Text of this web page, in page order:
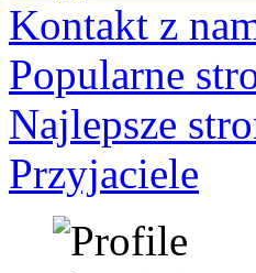
Kontakt z
Popularne
Najlepsze
Przyjaciele